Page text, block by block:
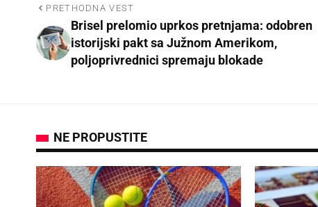
PRETHODNA VEST
Brisel prelomio uprkos pretnjama: odobren
istorijski pakt sa Južnom Amerikom,
poljoprivrednici spremaju blokade
NE PROPUSTITE